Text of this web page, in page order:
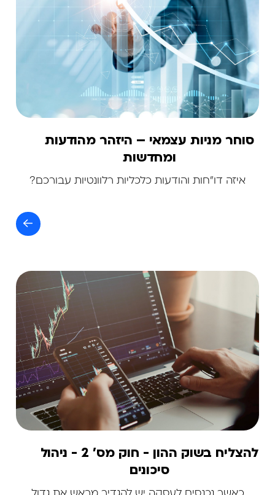
סוחר מניות עצמאי – היזהר מהודעות
ומחדשות
איזה דו"חות והודעות כלכליות רלוונטיות עבורכם?
להצליח בשוק ההון - חוק מס' 2 - ניהול
סיכונים